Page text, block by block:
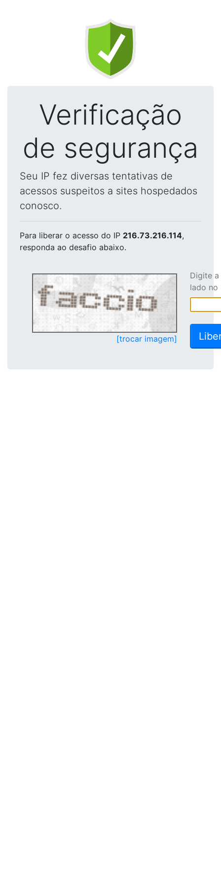
Verificação
de segurança
Seu IP fez diversas tentativas de
acessos suspeitos a sites hospedados
conosco.
Para liberar o acesso do IP 216.73.216.114,
responda ao desafio abaixo.
[trocar imagem]
Digite
lado no